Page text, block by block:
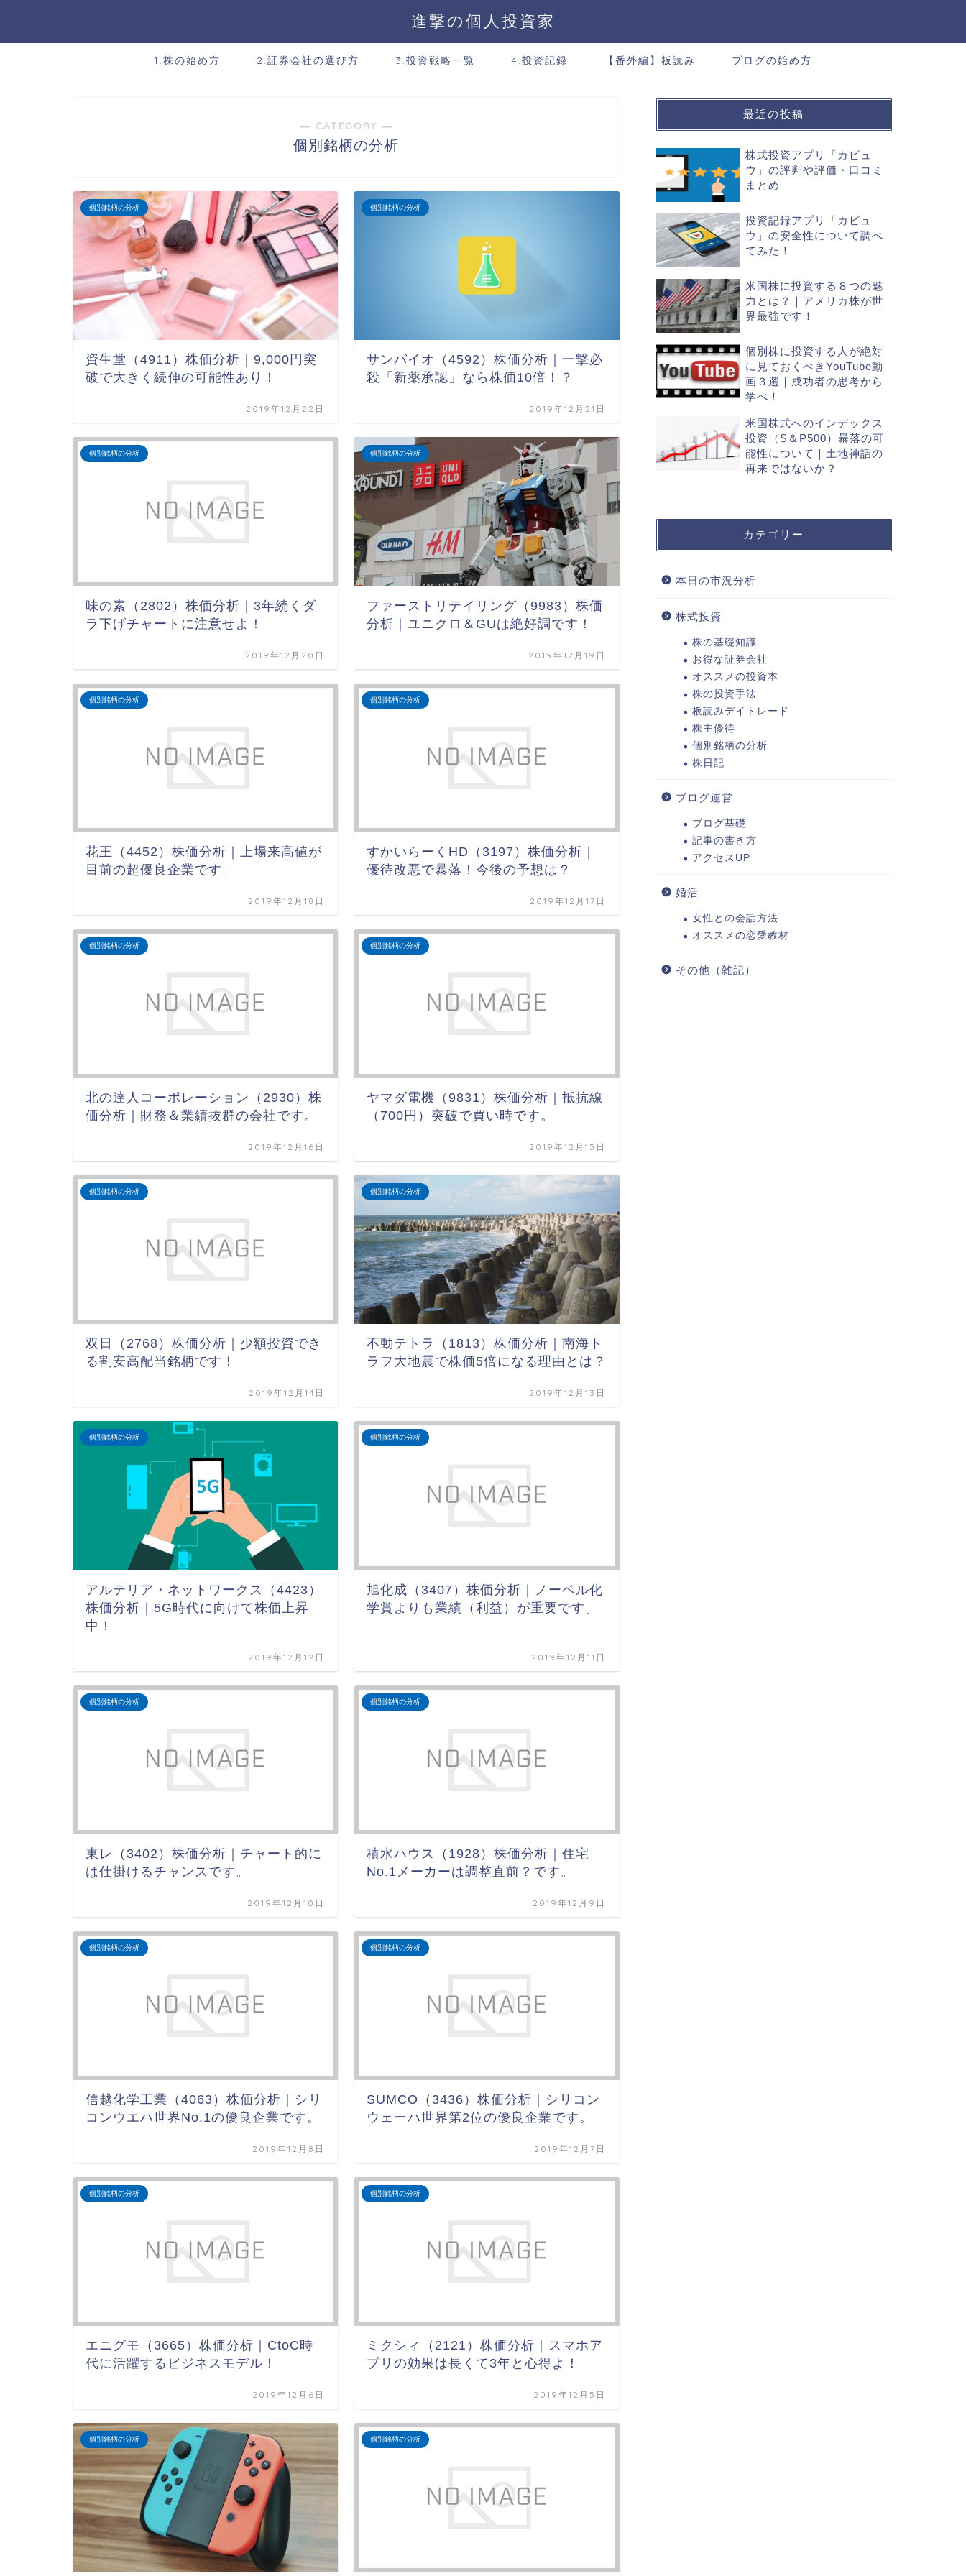
進撃の個人投資家
1.株の始め方 2.証券会社の選び方 3.投資戦略一覧 4.投資記録 【番外編】板読み ブログの始め方
― CATEGORY ―
個別銘柄の分析
個別銘柄の分析
資生堂（4911）株価分析｜9,000円突
破で大きく続伸の可能性あり！
2019年12月22日
個別銘柄の分析
サンバイオ（4592）株価分析｜一撃必
殺「新薬承認」なら株価10倍！？
2019年12月21日
個別銘柄の分析
味の素（2802）株価分析｜3年続くダ
ラ下げチャートに注意せよ！
2019年12月20日
個別銘柄の分析
ファーストリテイリング（9983）株価
分析｜ユニクロ＆GUは絶好調です！
2019年12月19日
個別銘柄の分析
花王（4452）株価分析｜上場来高値が
目前の超優良企業です。
2019年12月18日
個別銘柄の分析
すかいらーくHD（3197）株価分析｜
優待改悪で暴落！今後の予想は？
2019年12月17日
個別銘柄の分析
北の達人コーポレーション（2930）株
価分析｜財務＆業績抜群の会社です。
2019年12月16日
個別銘柄の分析
ヤマダ電機（9831）株価分析｜抵抗線
（700円）突破で買い時です。
2019年12月15日
個別銘柄の分析
双日（2768）株価分析｜少額投資でき
る割安高配当銘柄です！
2019年12月14日
個別銘柄の分析
不動テトラ（1813）株価分析｜南海ト
ラフ大地震で株価5倍になる理由とは？
2019年12月13日
個別銘柄の分析
アルテリア・ネットワークス（4423）
株価分析｜5G時代に向けて株価上昇
中！
2019年12月12日
個別銘柄の分析
旭化成（3407）株価分析｜ノーベル化
学賞よりも業績（利益）が重要です。
2019年12月11日
個別銘柄の分析
東レ（3402）株価分析｜チャート的に
は仕掛けるチャンスです。
2019年12月10日
個別銘柄の分析
積水ハウス（1928）株価分析｜住宅
No.1メーカーは調整直前？です。
2019年12月9日
個別銘柄の分析
信越化学工業（4063）株価分析｜シリ
コンウエハ世界No.1の優良企業です。
2019年12月8日
個別銘柄の分析
SUMCO（3436）株価分析｜シリコン
ウェーハ世界第2位の優良企業です。
2019年12月7日
個別銘柄の分析
エニグモ（3665）株価分析｜CtoC時
代に活躍するビジネスモデル！
2019年12月6日
個別銘柄の分析
ミクシィ（2121）株価分析｜スマホア
プリの効果は長くて3年と心得よ！
2019年12月5日
個別銘柄の分析 個別銘柄の分析
最近の投稿
株式投資アプリ「カビュ
ウ」の評判や評価・口コミ
まとめ
投資記録アプリ「カビュ
ウ」の安全性について調べ
てみた！
米国株に投資する８つの魅
力とは？｜アメリカ株が世
界最強です！
個別株に投資する人が絶対
に見ておくべきYouTube動
画３選｜成功者の思考から
学べ！
米国株式へのインデックス
投資（S＆P500）暴落の可
能性について｜土地神話の
再来ではないか？
カテゴリー
本日の市況分析
株式投資
株の基礎知識
お得な証券会社
オススメの投資本
株の投資手法
板読みデイトレード
株主優待
個別銘柄の分析
株日記
ブログ運営
ブログ基礎
記事の書き方
アクセスUP
婚活
女性との会話方法
オススメの恋愛教材
その他（雑記）